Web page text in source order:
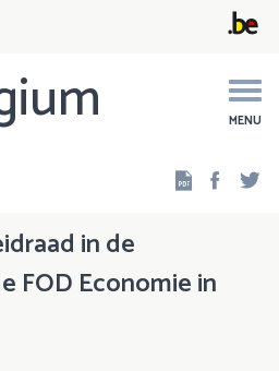
MENU
in de
FOD Economie in